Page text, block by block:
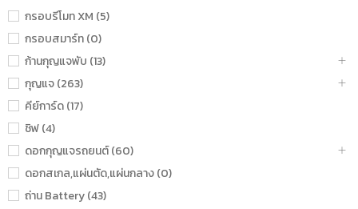
กรอบรีโมท XM (5)
กรอบสมาร์ท (0)
ก้านกุญแจพับ (13)
กุญแจ (263)
คีย์การ์ด (17)
ชิฟ (4)
ดอกกุญแจรถยนต์ (60)
ดอกสเกล,แผ่นตัด,แผ่นกลาง (0)
ถ่าน Battery (43)